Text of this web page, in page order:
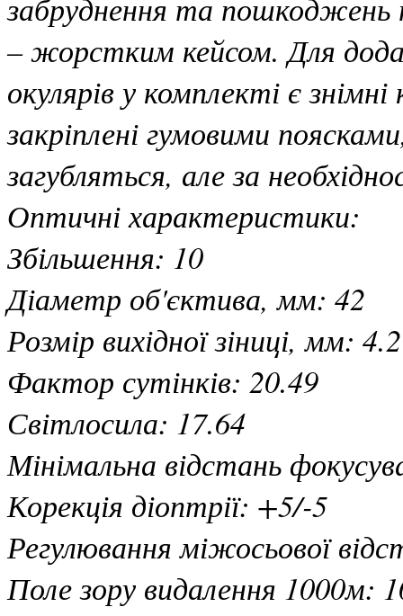
– жорстким кейсом. Для
окулярів у комплекті є
закріплені гумовими
загубляться, але за
Оптичні характеристики:
Збільшення: 10
Діаметр об'єктива, мм: 42
Розмір вихідної зіниці, мм: 4.2
Фактор сутінків: 20.49
Світлосила: 17.64
Мінімальна відстань
Корекція діоптрії: +5/-5
Регулювання міжосьової
Поле зору видалення 1000м: